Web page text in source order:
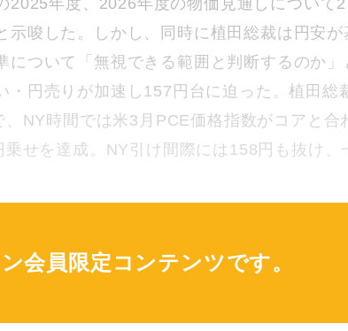
会員限定コンテンツです。
年度、2026年度の物価見通しについて2
唆した。しかし、同時に植田総裁は円安が
ついて「無視できる範囲と判断するのか」
円売りが加速し157円台に迫った。植田総
NY時間では米3月PCE価格指数がコアと合
せを達成。NY引け間際には158円も抜け、